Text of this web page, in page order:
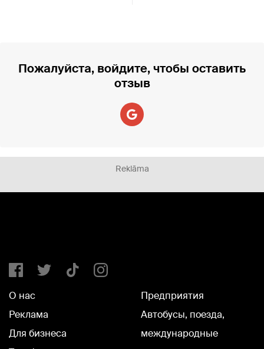
Пожалуйста, войдите, чтобы оставить
отзыв
Reklāma
О нас
Реклама
Для бизнеса
Предприятия
Автобусы, поезда,
международные